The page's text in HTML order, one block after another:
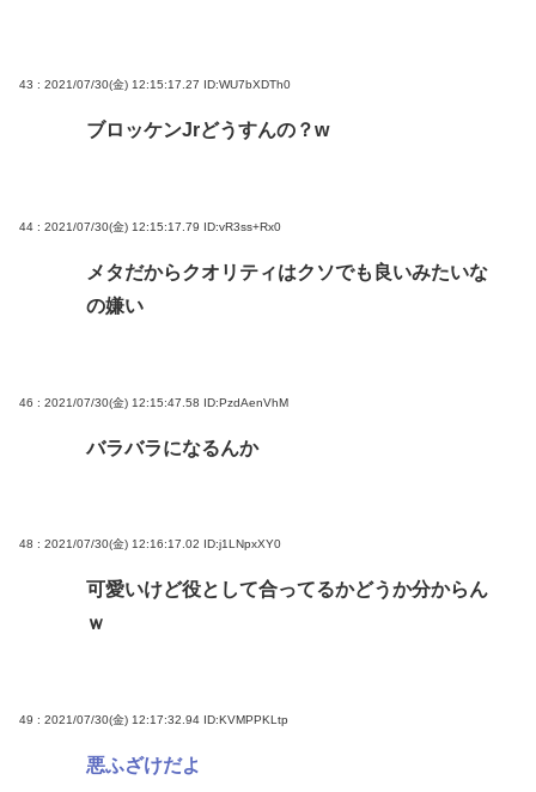
43 : 2021/07/30(金) 12:15:17.27 ID:WU7bXDTh0
ブロッケンJrどうすんの？w
44 : 2021/07/30(金) 12:15:17.79 ID:vR3ss+Rx0
メタだからクオリティはクソでも良いみたいな
の嫌い
46 : 2021/07/30(金) 12:15:47.58 ID:PzdAenVhM
バラバラになるんか
48 : 2021/07/30(金) 12:16:17.02 ID:j1LNpxXY0
可愛いけど役として合ってるかどうか分からん
ｗ
49 : 2021/07/30(金) 12:17:32.94 ID:KVMPPKLtp
悪ふざけだよ